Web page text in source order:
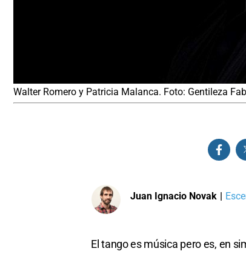
Walter Romero y Patricia Malanca. Foto: Gentileza
Juan Ignacio Novak |
El tango es música pero es, en